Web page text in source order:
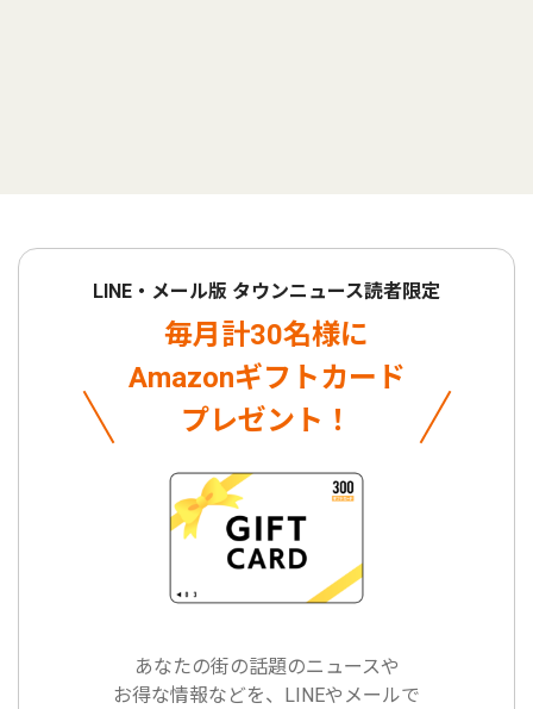
LINE・メール版 タウンニュース読者限定
毎月計30名様に
Amazonギフトカード
プレゼント！
あなたの街の話題のニュースや
お得な情報などを、LINEやメールで